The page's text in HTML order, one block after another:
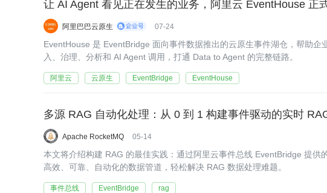
让 AI Agent 看见正在发生的业务，阿里云 EventHouse 正
阿里巴巴云原生 07-24
EventHouse 是 EventBridge 面向事件数据推出的云原生事件湖仓，帮助
入、治理、分析和 AI Agent 调用，打通 Data to Agent 的完整链路。
阿里云 云原生 EventBridge EventHouse
多源 RAG 自动化处理：从 0 到 1 构建事件驱动的实时
Apache RocketMQ 05-14
本文将介绍构建 RAG 的最佳实践：通过阿里云事件总线 EventBridge 提
高效、可靠、自动化的数据管道，轻松解决 RAG 数据处理难题。
事件总线 EventBridge rag